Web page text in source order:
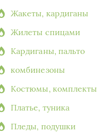
Жакеты, кардиганы
Жилеты спицами
Кардиганы, пальто
комбинезоны
Костюмы, комплекты
Платье, туника
Пледы, подушки